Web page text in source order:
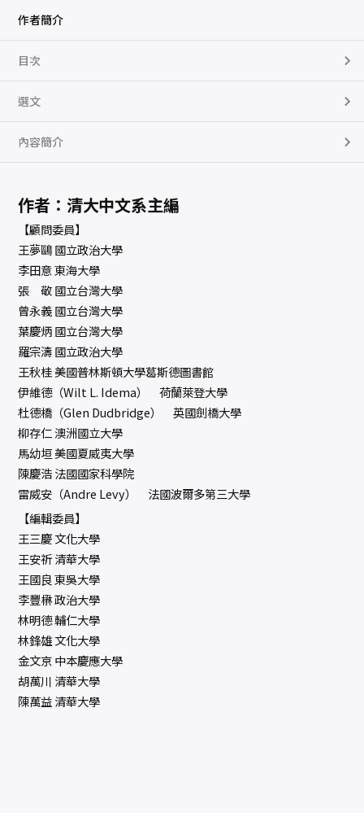
作者簡介
目次
選文
內容簡介
作者：清大中文系主編
【顧問委員】
王夢鷗 國立政治大學
李田意 東海大學
張 敬 國立台灣大學
曾永義 國立台灣大學
葉慶炳 國立台灣大學
羅宗濤 國立政治大學
王秋桂 美國普林斯頓大學葛斯德圖書館
伊維德（Wilt L. Idema） 荷蘭萊登大學
杜德橋（Glen Dudbridge） 英國劍橋大學
柳存仁 澳洲國立大學
馬幼垣 美國夏威夷大學
陳慶浩 法國國家科學院
雷威安（Andre Levy） 法國波爾多第三大學
【編輯委員】
王三慶 文化大學
王安祈 清華大學
王國良 東吳大學
李豐楙 政治大學
林明德 輔仁大學
林鋒雄 文化大學
金文京 中本慶應大學
胡萬川 清華大學
陳萬益 清華大學